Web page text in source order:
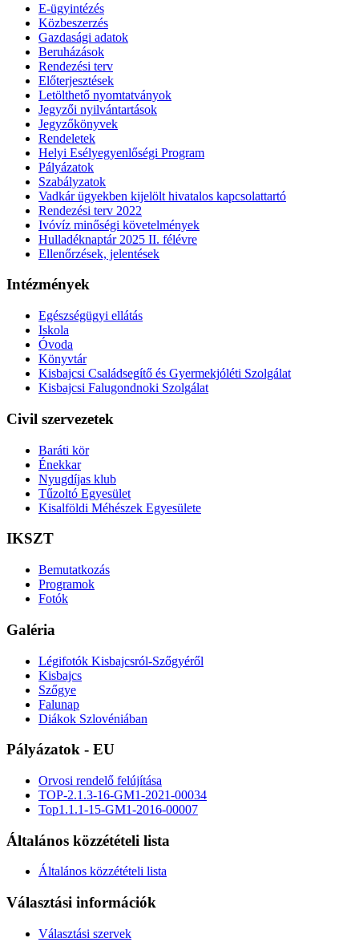
E-ügyintézés
Közbeszerzés
Gazdasági adatok
Beruházások
Rendezési terv
Előterjesztések
Letölthető nyomtatványok
Jegyzői nyilvántartások
Jegyzőkönyvek
Rendeletek
Helyi Esélyegyenlőségi Program
Pályázatok
Szabályzatok
Vadkár ügyekben kijelölt hivatalos kapcsolattartó
Rendezési terv 2022
Ivóvíz minőségi követelmények
Hulladéknaptár 2025 II. félévre
Ellenőrzések, jelentések
Intézmények
Egészségügyi ellátás
Iskola
Óvoda
Könyvtár
Kisbajcsi Családsegítő és Gyermekjóléti Szolgálat
Kisbajcsi Falugondnoki Szolgálat
Civil szervezetek
Baráti kör
Énekkar
Nyugdíjas klub
Tűzoltó Egyesület
Kisalföldi Méhészek Egyesülete
IKSZT
Bemutatkozás
Programok
Fotók
Galéria
Légifotók Kisbajcsról-Szőgyéről
Kisbajcs
Szőgye
Falunap
Diákok Szlovéniában
Pályázatok - EU
Orvosi rendelő felújítása
TOP-2.1.3-16-GM1-2021-00034
Top1.1.1-15-GM1-2016-00007
Általános közzétételi lista
Általános közzétételi lista
Választási információk
Választási szervek